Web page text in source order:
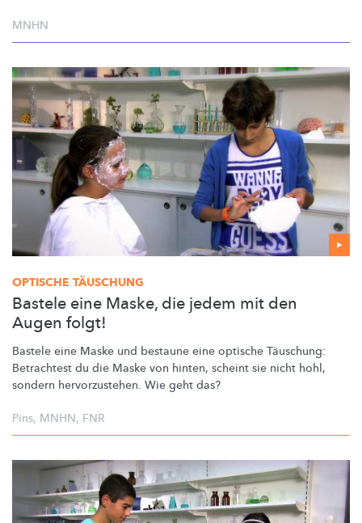
MNHN
OPTISCHE TÄUSCHUNG
Bastele eine Maske, die jedem mit den
Augen folgt!
Bastele eine Maske und bestaune eine optische Täuschung:
Betrachtest du die Maske von hinten, scheint sie nicht hohl,
sondern hervorzustehen. Wie geht das?
Pins, MNHN, FNR